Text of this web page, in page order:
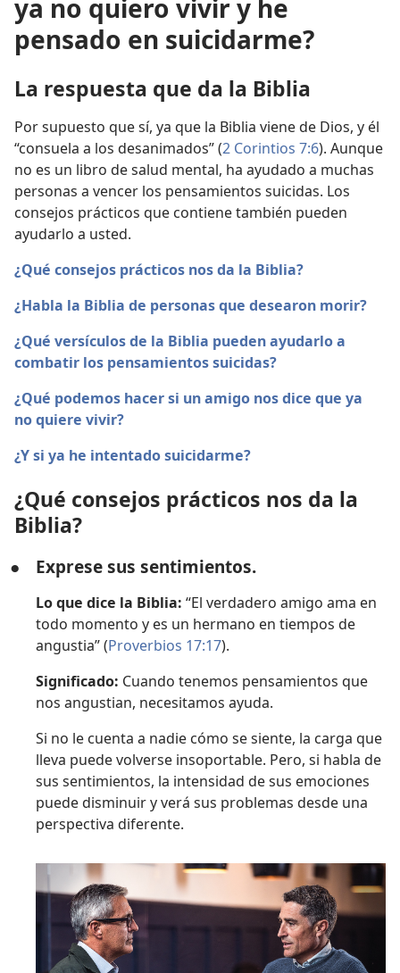
ya no quiero vivir y he
pensado en suicidarme?
La respuesta que da la Biblia
Por supuesto que sí, ya que la Biblia viene de Dios, y él
“consuela a los desanimados” (2 Corintios 7:6). Aunque
no es un libro de salud mental, ha ayudado a muchas
personas a vencer los pensamientos suicidas. Los
consejos prácticos que contiene también pueden
ayudarlo a usted.
¿Qué consejos prácticos nos da la Biblia?
¿Habla la Biblia de personas que desearon morir?
¿Qué versículos de la Biblia pueden ayudarlo a
combatir los pensamientos suicidas?
¿Qué podemos hacer si un amigo nos dice que ya
no quiere vivir?
¿Y si ya he intentado suicidarme?
¿Qué consejos prácticos nos da la
Biblia?
● Exprese sus sentimientos.
Lo que dice la Biblia: “El verdadero amigo ama en
todo momento y es un hermano en tiempos de
angustia” (Proverbios 17:17).
Significado: Cuando tenemos pensamientos que
nos angustian, necesitamos ayuda.
Si no le cuenta a nadie cómo se siente, la carga que
lleva puede volverse insoportable. Pero, si habla de
sus sentimientos, la intensidad de sus emociones
puede disminuir y verá sus problemas desde una
perspectiva diferente.